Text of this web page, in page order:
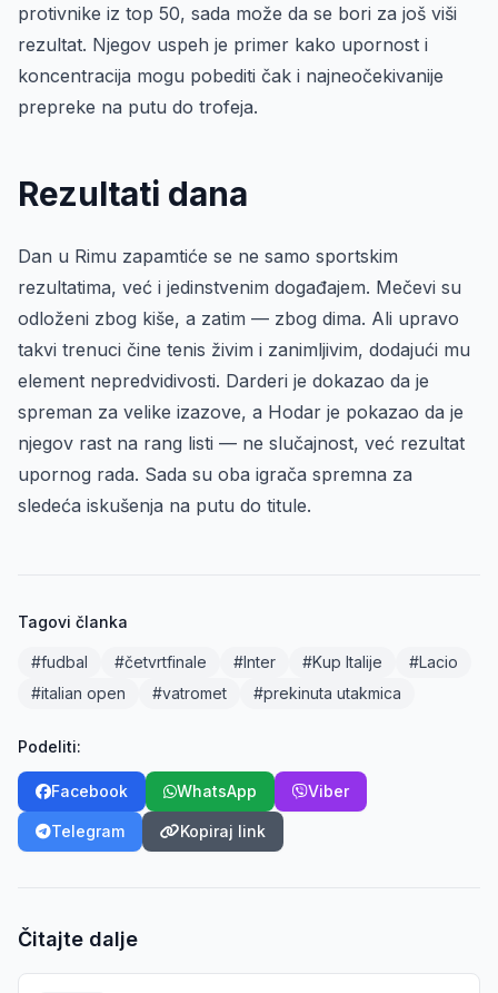
protivnike iz top 50, sada može da se bori za još viši
rezultat. Njegov uspeh je primer kako upornost i
koncentracija mogu pobediti čak i najneočekivanije
prepreke na putu do trofeja.
Rezultati dana
Dan u Rimu zapamtiće se ne samo sportskim
rezultatima, već i jedinstvenim događajem. Mečevi su
odloženi zbog kiše, a zatim — zbog dima. Ali upravo
takvi trenuci čine tenis živim i zanimljivim, dodajući mu
element nepredvidivosti. Darderi je dokazao da je
spreman za velike izazove, a Hodar je pokazao da je
njegov rast na rang listi — ne slučajnost, već rezultat
upornog rada. Sada su oba igrača spremna za
sledeća iskušenja na putu do titule.
Tagovi članka
#fudbal #četvrtfinale #Inter #Kup Italije
#Lacio
#italian open
#vatromet #prekinuta utakmica
Podeliti:
Facebook WhatsApp Viber
Telegram Kopiraj link
Čitajte dalje